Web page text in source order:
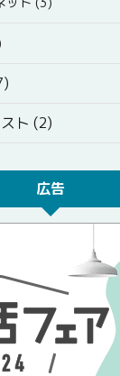
ト (2)
広告